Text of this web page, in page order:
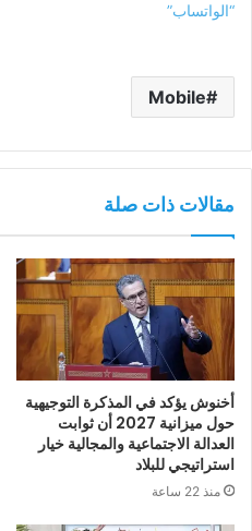
“الواتساب”
Mobile
مقالات ذات صلة
أخنوش يؤكد في المذكرة التوجيهية
حول ميزانية 2027 أن ثوابت
العدالة الاجتماعية والمجالية خيار
استراتيجي للبلاد
منذ 22 ساعة